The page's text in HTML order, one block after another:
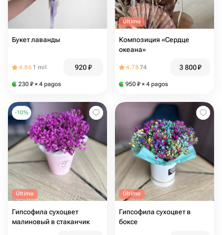
Букет лаванды
4.86 1 mil 920₽
230 ₽ × 4 pagos
Último
Композиция «Сердце
океана»
4.7874 3 800₽
950 ₽ × 4 pagos
-10%
Último
Гипсофила сухоцвет
малиновый в стаканчик
Último
Гипсофила сухоцвет в
боксе